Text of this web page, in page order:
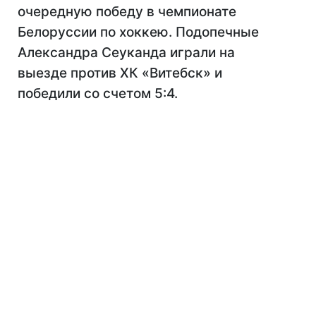
очередную победу в чемпионате
Белоруссии по хоккею. Подопечные
Александра Сеуканда играли на
выезде против ХК «Витебск» и
победили со счетом 5:4.